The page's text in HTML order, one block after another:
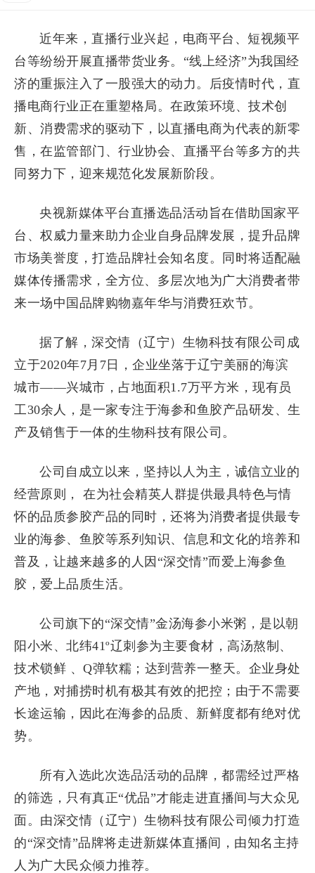
近年来，直播行业兴起，电商平台、短视频平
台等纷纷开展直播带货业务。“线上经济”为我国经
济的重振注入了一股强大的动力。后疫情时代，直
播电商行业正在重塑格局。在政策环境、技术创
新、消费需求的驱动下，以直播电商为代表的新零
售，在监管部门、行业协会、直播平台等多方的共
同努力下，迎来规范化发展新阶段。
央视新媒体平台直播选品活动旨在借助国家平
台、权威力量来助力企业自身品牌发展，提升品牌
市场美誉度，打造品牌社会知名度。同时将适配融
媒体传播需求，全方位、多层次地为广大消费者带
来一场中国品牌购物嘉年华与消费狂欢节。
据了解，深交情（辽宁）生物科技有限公司成
立于2020年7月7日，企业坐落于辽宁美丽的海滨
城市——兴城市，占地面积1.7万平方米，现有员
工30余人，是一家专注于海参和鱼胶产品研发、生
产及销售于一体的生物科技有限公司。
公司自成立以来，坚持以人为主，诚信立业的
经营原则， 在为社会精英人群提供最具特色与情
怀的品质参胶产品的同时，还将为消费者提供最专
业的海参、鱼胶等系列知识、信息和文化的培养和
普及，让越来越多的人因“深交情”而爱上海参鱼
胶，爱上品质生活。
公司旗下的“深交情”金汤海参小米粥，是以朝
阳小米、北纬41º辽刺参为主要食材，高汤熬制、
技术锁鲜 、Q弹软糯；达到营养一整天。企业身处
产地，对捕捞时机有极其有效的把控；由于不需要
长途运输，因此在海参的品质、新鲜度都有绝对优
势。
所有入选此次选品活动的品牌，都需经过严格
的筛选，只有真正“优品”才能走进直播间与大众见
面。由深交情（辽宁）生物科技有限公司倾力打造
的“深交情”品牌将走进新媒体直播间，由知名主持
人为广大民众倾力推荐。